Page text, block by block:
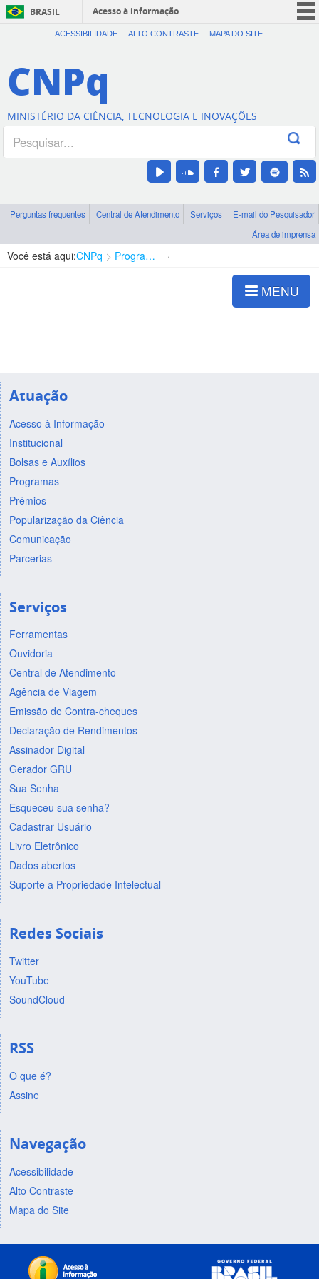
BRASIL
Acesso à informação
CORONAVÍRUS (COVID-19)
Canais
ACESSIBILIDADE ALTO CONTRASTE MAPA DO SITE
CNPq
MINISTÉRIO DA CIÊNCIA, TECNOLOGIA E INOVAÇÕES
Perguntas frequentes Central de Atendimento Serviços
E-mail do Pesquisador
Área de imprensa
Você está aqui:CNPq Programas Institucionais de Iniciação C&T
MENU
Atuação
Acesso à Informação
Institucional
Bolsas e Auxílios
Programas
Prêmios
Popularização da Ciência
Comunicação
Parcerias
Serviços
Ferramentas
Ouvidoria
Central de Atendimento
Agência de Viagem
Emissão de Contra-cheques
Declaração de Rendimentos
Assinador Digital
Gerador GRU
Sua Senha
Esqueceu sua senha?
Cadastrar Usuário
Livro Eletrônico
Dados abertos
Suporte a Propriedade Intelectual
Redes Sociais
Twitter
YouTube
SoundCloud
RSS
O que é?
Assine
Navegação
Acessibilidade
Alto Contraste
Mapa do Site